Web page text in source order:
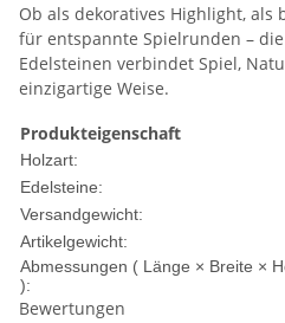
Ob als dekoratives Highlight, als
für entspannte Spielrunden –
Edelsteinen verbindet Spiel,
einzigartige Weise.
Produkteigenschaft
Holzart:
Edelsteine:
Versandgewicht:
Artikelgewicht:
Abmessungen ( Länge × Breite ×
):
Bewertungen